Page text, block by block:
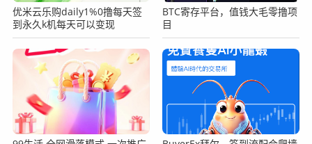
优米云乐购daily1%0撸每天签
到永久k机每天可以变现
BTC寄存平台，值钱大毛零撸项
目